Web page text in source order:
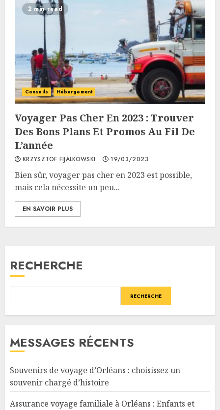
2 min read
Conseils Hébergement
Voyager Pas Cher En 2023 : Trouver
Des Bons Plans Et Promos Au Fil De
L’année
KRZYSZTOF FIJALKOWSKI 19/03/2023
Bien sûr, voyager pas cher en 2023 est possible,
mais cela nécessite un peu...
EN SAVOIR PLUS
RECHERCHE
RECHERCHE
MESSAGES RÉCENTS
Souvenirs de voyage d’Orléans : choisissez un
souvenir chargé d’histoire
Assurance voyage familiale à Orléans : Enfants et